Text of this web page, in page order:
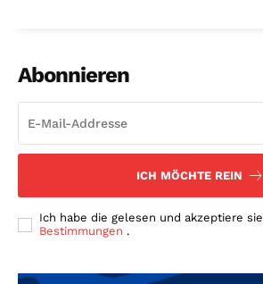
Abonnieren
ICH MÖCHTE REIN
Ich habe die gelesen und akzeptiere sie
Bestimmungen .